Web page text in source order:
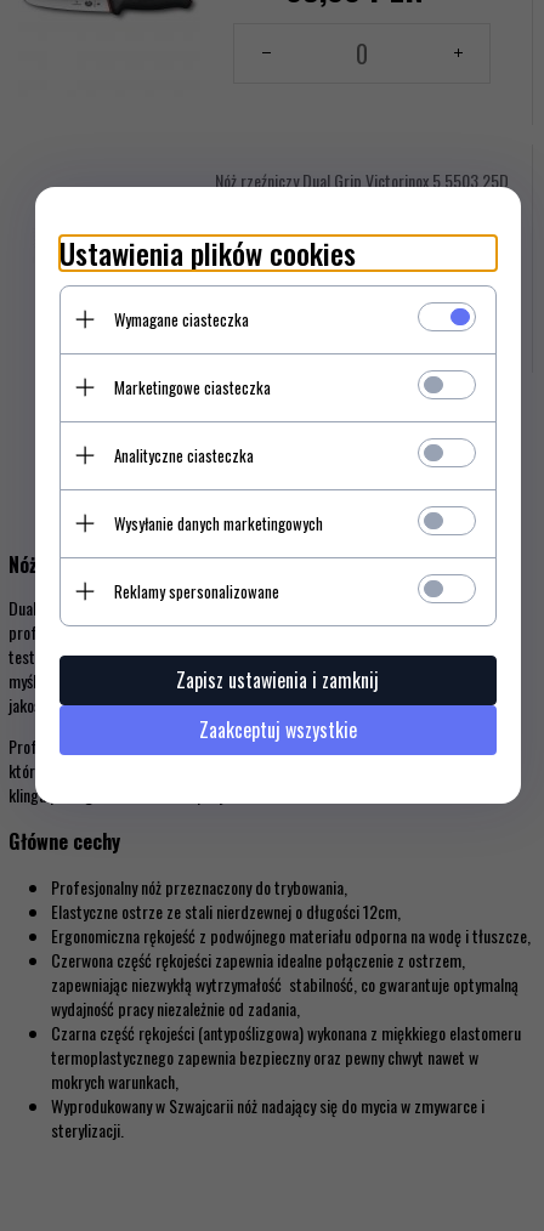
Nóż rzeźniczy Dual Grip Victorinox 5.5503.25D
169,00PLN*
Ilość
produktu
144156158
Opis produktu
Nóż do trybowania Dual Grip Victorinox 5.6613.12D
Dual Grip to rozwijająca się kolekcja noży zaprojektowana specjalnie dla
profesjonalnych szefów kuchni. Noże z tej linii będą intensywnie używane i
testowane każdego dnia w różnych wymagających warunkach. Zaprojektowane z
myślą o precyzji, niezawodności i bezpieczeństwie, każdy model jest najwyższej
jakości i stworzony do użytku w rzeźniach i profesjonalnych kuchniach.
Profesjonalny nóż do trybowania posiada ergonomiczną, antypoślizgową rękojeść,
która gwarantuje komfort i optymalną kontrolę, podczas gdy 12-centymetrowa
klinga pomaga usuwać kości i przycinać tłuszcz.
Główne cechy
Profesjonalny nóż przeznaczony do trybowania,
Elastyczne ostrze ze stali nierdzewnej o długości 12cm,
Ergonomiczna rękojeść z podwójnego materiału odporna na wodę i tłuszcze,
Czerwona część rękojeści zapewnia idealne połączenie z ostrzem,
zapewniając niezwykłą wytrzymałość stabilność, co gwarantuje optymalną
wydajność pracy niezależnie od zadania,
Czarna część rękojeści (antypoślizgowa) wykonana z miękkiego elastomeru
termoplastycznego zapewnia bezpieczny oraz pewny chwyt nawet w
mokrych warunkach,
Wyprodukowany w Szwajcarii nóż nadający się do mycia w zmywarce i
sterylizacji.
Ustawienia plików cookies
Wymagane ciasteczka
Marketingowe ciasteczka
Analityczne ciasteczka
Wysyłanie danych marketingowych
Reklamy spersonalizowane
Zapisz ustawienia i zamknij
Zaakceptuj wszystkie